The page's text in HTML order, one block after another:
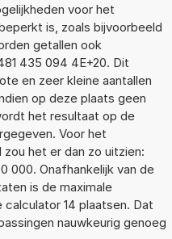
voor het
is, zoals bijvoorbeeld
getallen ook
435 094 4E+20. Dit
en zeer kleine aantallen
op deze plaats geen
het resultaat op de
Voor het
het er dan zo uitzien:
000. Onafhankelijk van de
is de maximale
calculator 14 plaatsen. Dat
nauwkeurig genoeg